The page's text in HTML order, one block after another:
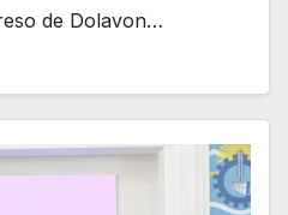
de Dolavon…